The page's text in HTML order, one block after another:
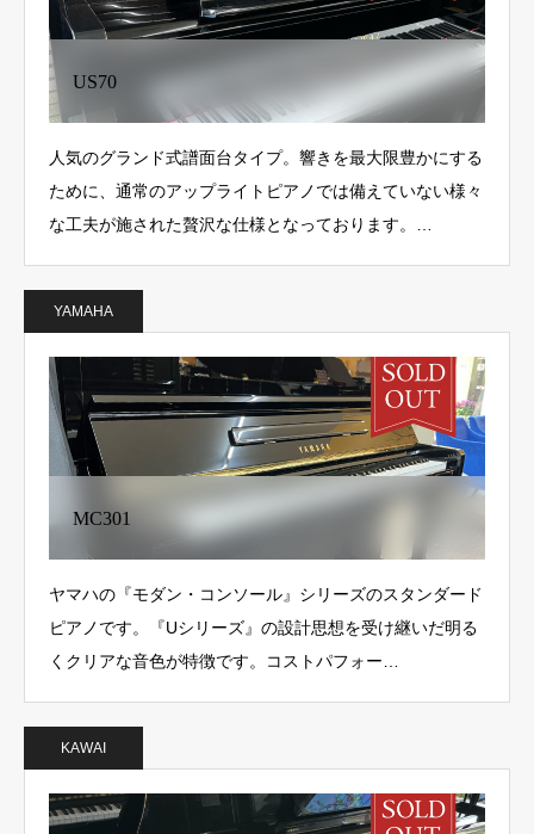
US70
人気のグランド式譜面台タイプ。響きを最大限豊かにする
ために、通常のアップライトピアノでは備えていない様々
な工夫が施された贅沢な仕様となっております。…
YAMAHA
MC301
ヤマハの『モダン・コンソール』シリーズのスタンダード
ピアノです。『Uシリーズ』の設計思想を受け継いだ明る
くクリアな音色が特徴です。コストパフォー…
KAWAI